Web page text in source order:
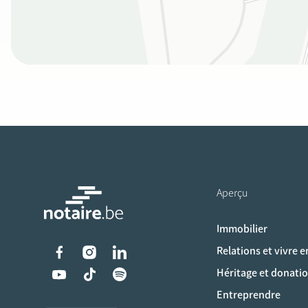
Liens vers les réseaux
Aperçu
Immobilier
Relations et vivre
Héritage et
Entreprendre